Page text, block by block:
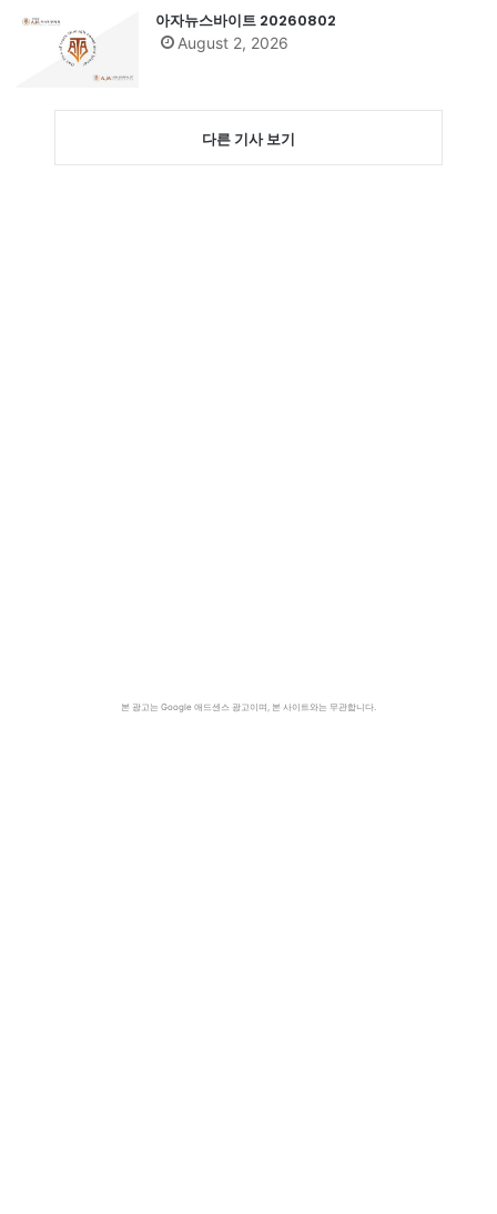
아자뉴스바이트 20260802
August 2, 2026
다른 기사 보기
본 광고는 Google 애드센스 광고이며, 본 사이트와는 무관합니다.